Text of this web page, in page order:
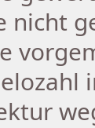
nicht